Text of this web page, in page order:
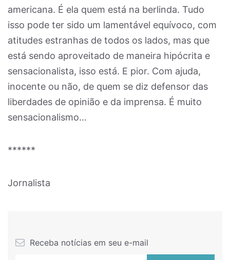
americana. É ela quem está na berlinda. Tudo
isso pode ter sido um lamentável equívoco, com
atitudes estranhas de todos os lados, mas que
está sendo aproveitado de maneira hipócrita e
sensacionalista, isso está. E pior. Com ajuda,
inocente ou não, de quem se diz defensor das
liberdades de opinião e da imprensa. É muito
sensacionalismo…
******
Jornalista
Receba notícias em seu e-mail